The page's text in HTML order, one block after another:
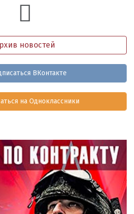
новостей
ВКонтакте
на Одноклассники